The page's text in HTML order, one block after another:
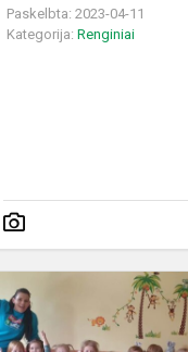
Paskelbta: 2023-04-11
Kategorija:Renginiai